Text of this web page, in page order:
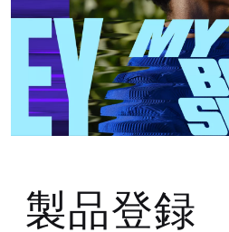
製品登録